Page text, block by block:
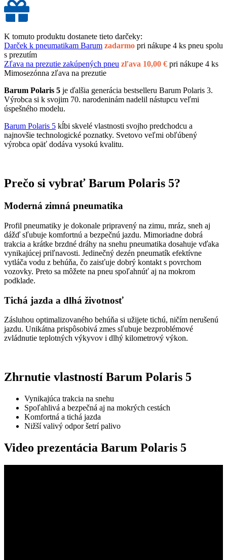
K tomuto produktu dostanete tieto darčeky:
Darček k pneumatikam Barum zadarmo pri nákupe 4 ks pneu spolu
s prezutím
Zľava na prezutie zakúpených pneu zľava 10,00 € pri nákupe 4 ks
Mimosezónna zľava na prezutie
Barum Polaris 5 je ďalšia generácia bestselleru Barum Polaris 3.
Výrobca si k svojim 70. narodeninám nadelil nástupcu veľmi
úspešného modelu.
Barum Polaris 5 kĺbi skvelé vlastnosti svojho predchodcu a
najnovšie technologické poznatky. Svetovo veľmi obľúbený
výrobca opäť dodáva vysokú kvalitu.
Prečo si vybrať Barum Polaris 5?
Moderná zimná pneumatika
Profil pneumatiky je dokonale pripravený na zimu, mráz, sneh aj
dážď sľubuje komfortnú a bezpečnú jazdu. Mimoriadne dobrá
trakcia a krátke brzdné dráhy na snehu pneumatika dosahuje vďaka
vynikajúcej priľnavosti. Jedinečný dezén pneumatík efektívne
vytláča vodu z behúňa, čo zaisťuje dobrý kontakt s povrchom
vozovky. Preto sa môžete na pneu spoľahnúť aj na mokrom
podklade.
Tichá jazda a dlhá životnosť
Zásluhou optimalizovaného behúňa si užijete tichú, ničím nerušenú
jazdu. Unikátna prispôsobivá zmes sľubuje bezproblémové
zvládnutie teplotných výkyvov i dlhý kilometrový výkon.
Zhrnutie vlastností Barum Polaris 5
Vynikajúca trakcia na snehu
Spoľahlivá a bezpečná aj na mokrých cestách
Komfortná a tichá jazda
Nižší valivý odpor šetrí palivo
Video prezentácia Barum Polaris 5